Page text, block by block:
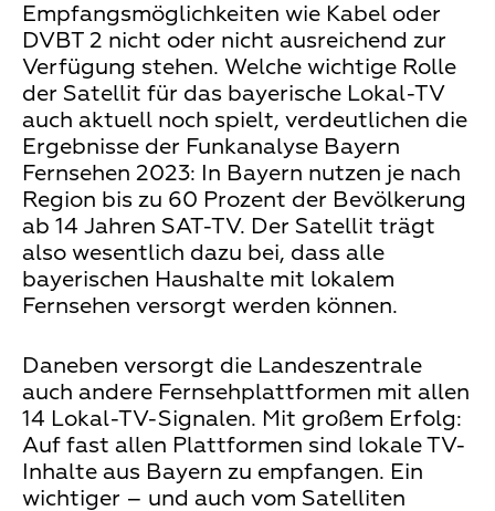
Empfangsmöglichkeiten wie Kabel oder
DVBT 2 nicht oder nicht ausreichend zur
Verfügung stehen. Welche wichtige Rolle
der Satellit für das bayerische Lokal-TV
auch aktuell noch spielt, verdeutlichen die
Ergebnisse der Funkanalyse Bayern
Fernsehen 2023: In Bayern nutzen je nach
Region bis zu 60 Prozent der Bevölkerung
ab 14 Jahren SAT-TV. Der Satellit trägt
also wesentlich dazu bei, dass alle
bayerischen Haushalte mit lokalem
Fernsehen versorgt werden können.
Daneben versorgt die Landeszentrale
auch andere Fernsehplattformen mit allen
14 Lokal-TV-Signalen. Mit großem Erfolg:
Auf fast allen Plattformen sind lokale TV-
Inhalte aus Bayern zu empfangen. Ein
wichtiger – und auch vom Satelliten